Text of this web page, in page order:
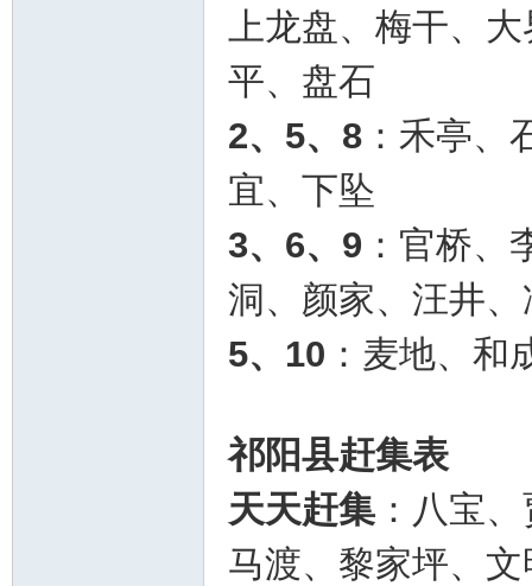
上龙盘、梅干、
平、盘石
2、5、8 ：禾亭
宜、下坠
3、6、9 ：官桥
洞、颜家、汪井
5、10 ：麦地、和
祁阳县赶集表
天天赶集 ：八宝
马渡、黎家坪、